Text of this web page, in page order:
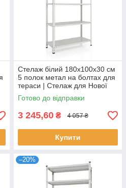
Стелаж білий 180х100х30 см
5 полок метал на болтах для
тераси | Стелаж для Нової
Пошти
Готово до відправки
3 245,60 ₴ 4 057 ₴
Купити
–20%